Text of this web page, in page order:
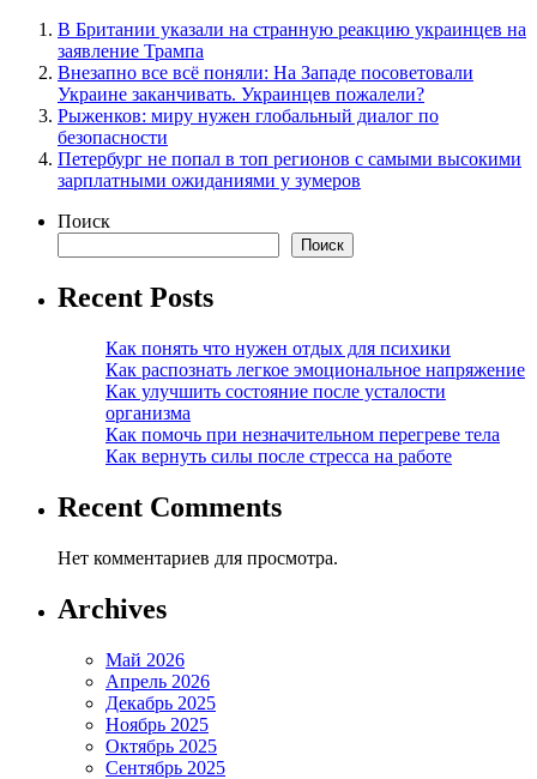
В Британии указали на странную реакцию украинцев на
заявление Трампа
Внезапно все всё поняли: На Западе посоветовали
Украине заканчивать. Украинцев пожалели?
Рыженков: миру нужен глобальный диалог по
безопасности
Петербург не попал в топ регионов с самыми высокими
зарплатными ожиданиями у зумеров
Поиск
Поиск
Recent Posts
Как понять что нужен отдых для психики
Как распознать легкое эмоциональное напряжение
Как улучшить состояние после усталости
организма
Как помочь при незначительном перегреве тела
Как вернуть силы после стресса на работе
Recent Comments
Нет комментариев для просмотра.
Archives
Май 2026
Апрель 2026
Декабрь 2025
Ноябрь 2025
Октябрь 2025
Сентябрь 2025